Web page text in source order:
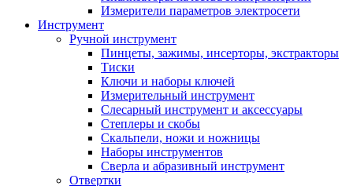
Измерители параметров электросети
Инструмент
Ручной инструмент
Пинцеты, зажимы, инсерторы, экстракторы
Тиски
Ключи и наборы ключей
Измерительный инструмент
Слесарный инструмент и аксессуары
Степлеры и скобы
Скальпели, ножи и ножницы
Наборы инструментов
Сверла и абразивный инструмент
Отвертки